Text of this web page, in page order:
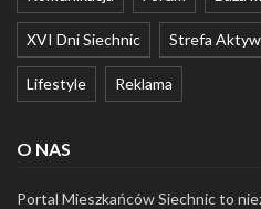
XVI Dni Siechnic Strefa
Lifestyle Reklama
O NAS
Portal Mieszkańców Siechnic to